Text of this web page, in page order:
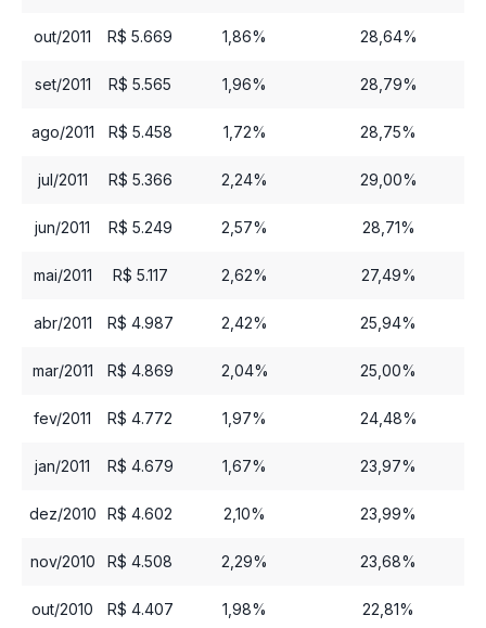
out/2011 R$ 5.669 1,86% 28,64%
set/2011 R$ 5.565 1,96% 28,79%
ago/2011 R$ 5.458 1,72% 28,75%
jul/2011 R$ 5.366 2,24% 29,00%
jun/2011 R$ 5.249 2,57% 28,71%
mai/2011 R$ 5.117 2,62% 27,49%
abr/2011 R$ 4.987 2,42% 25,94%
mar/2011 R$ 4.869 2,04% 25,00%
fev/2011 R$ 4.772 1,97% 24,48%
jan/2011 R$ 4.679 1,67% 23,97%
dez/2010 R$ 4.602 2,10% 23,99%
nov/2010 R$ 4.508 2,29% 23,68%
out/2010 R$ 4.407 1,98% 22,81%